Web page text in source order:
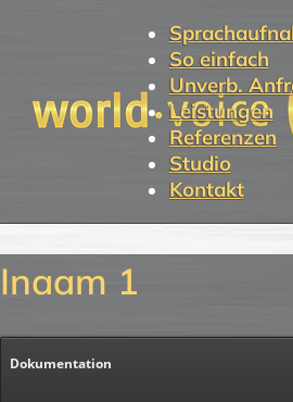
So einfach
Unverb.
Leistungen
Referenzen
Studio
Kontakt
Inaam 1
Dokumentation